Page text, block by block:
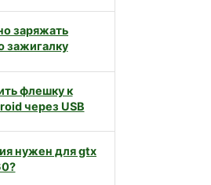
заряжать
зажигалку
флешку к
через USB
нужен для gtx